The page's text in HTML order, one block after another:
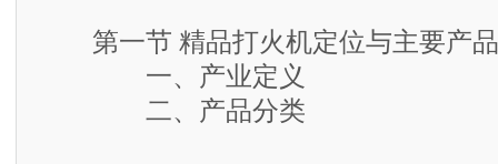
第一节 精品打火机定位与主要产品
一、产业定义
二、产品分类